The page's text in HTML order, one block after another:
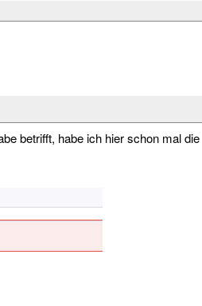
betrifft, habe ich hier schon mal die